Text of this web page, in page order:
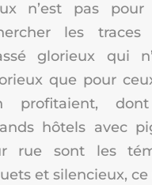
n’est pas pour
les traces
glo­rieux qui
que pour
pro­fi­taient,
hôtels avec
rue sont les
et silen­cieux, ce